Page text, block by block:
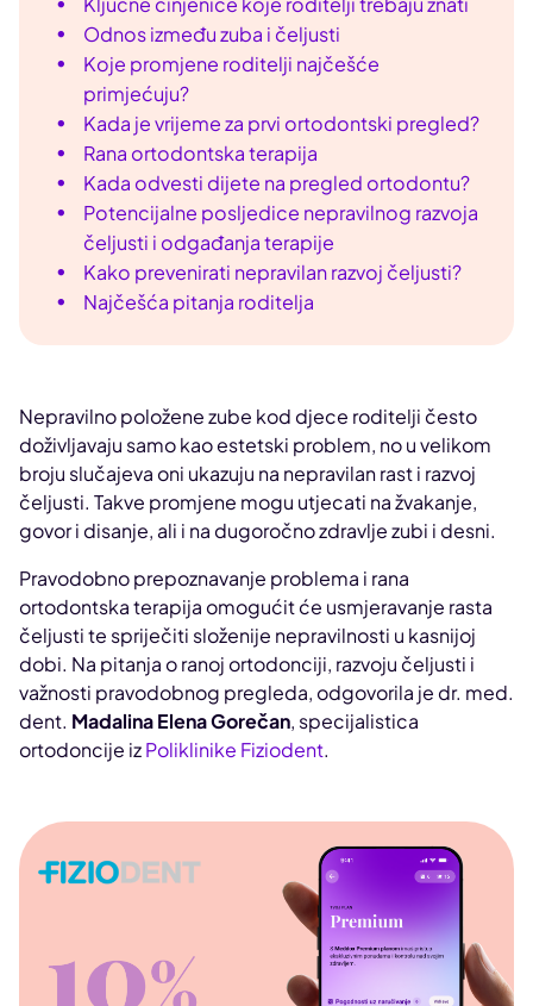
Odnos između zuba i čeljusti
Koje promjene roditelji najčešće
primjećuju?
Kada je vrijeme za prvi ortodontski pregled?
Rana ortodontska terapija
Kada odvesti dijete na pregled ortodontu?
Potencijalne posljedice nepravilnog razvoja
čeljusti i odgađanja terapije
Kako prevenirati nepravilan razvoj čeljusti?
Najčešća pitanja roditelja
Nepravilno položene zube kod djece roditelji često
doživljavaju samo kao estetski problem, no u velikom
broju slučajeva oni ukazuju na nepravilan rast i razvoj
čeljusti. Takve promjene mogu utjecati na žvakanje,
govor i disanje, ali i na dugoročno zdravlje zubi i desni.
Pravodobno prepoznavanje problema i rana
ortodontska terapija omogućit će usmjeravanje rasta
čeljusti te spriječiti složenije nepravilnosti u kasnijoj
dobi. Na pitanja o ranoj ortodonciji, razvoju čeljusti i
važnosti pravodobnog pregleda, odgovorila je dr. med.
dent. Madalina Elena Gorečan, specijalistica
ortodoncije izPoliklinike Fiziodent.